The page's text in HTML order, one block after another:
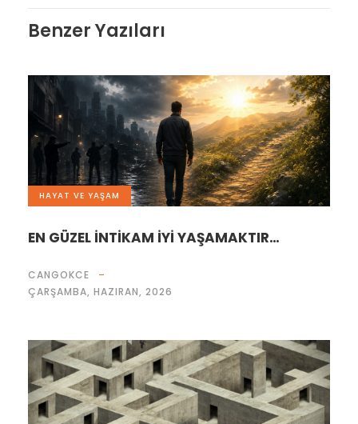
Benzer Yazıları
HAYAT VE YAŞAM
EN GÜZEL İNTİKAM İYİ YAŞAMAKTIR…
CANGOKCE
ÇARŞAMBA, HAZIRAN, 2026